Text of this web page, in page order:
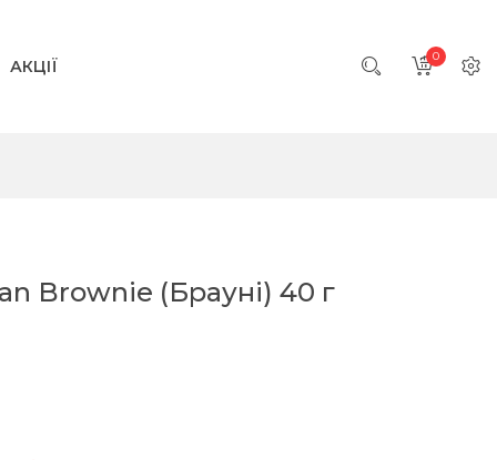
АКЦІЇ
0
Brownie (Брауні) 40 г